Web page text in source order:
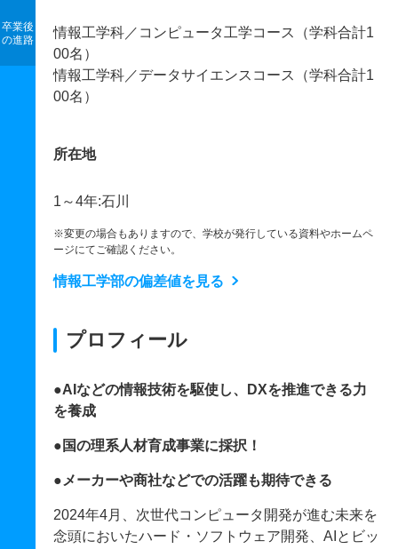
卒業後
の進路
情報工学科／コンピュータ工学コース（学科合計1
00名）
情報工学科／データサイエンスコース（学科合計1
00名）
所在地
1～4年:石川
※変更の場合もありますので、学校が発行している資料やホームペ
ージにてご確認ください。
情報工学部の偏差値を見る
プロフィール
●AIなどの情報技術を駆使し、DXを推進できる力
を養成
●国の理系人材育成事業に採択！
●メーカーや商社などでの活躍も期待できる
2024年4月、次世代コンピュータ開発が進む未来を
念頭においたハード・ソフトウェア開発、AIとビッ